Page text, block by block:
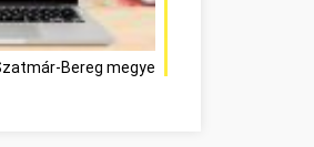
Bereg megye